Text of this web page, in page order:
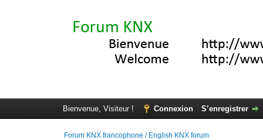
Bienvenue, Visiteur ! Connexion S’enregistrer
Forum KNX francophone / English KNX forum